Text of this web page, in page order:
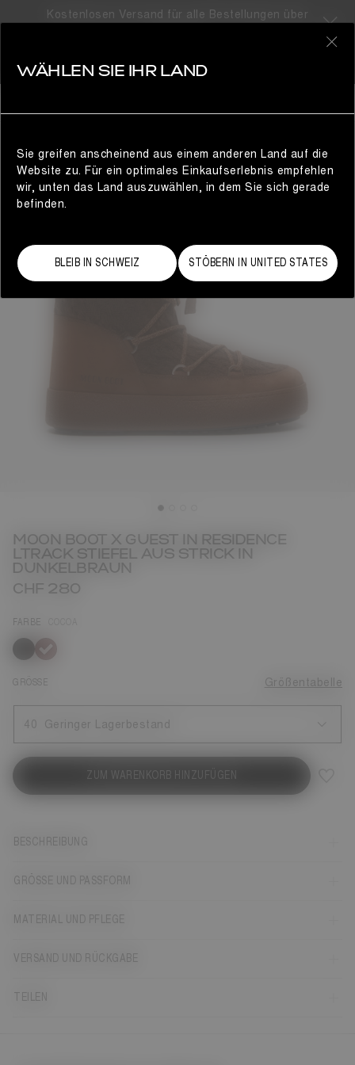
Kostenlosen Versand für alle Bestellungen über
MOON BOOT X GUEST IN RESIDENCE
LTRACK STIEFEL AUS STRICK IN
DUNKELBRAUN
CHF 280
FARBE
ausgewählt
GRÖSSE Größentabelle
40 Geringer Lagerbestand
ZUM WARENKORB HINZUFÜGEN
BESCHREIBUNG
GRÖSSE UND PASSFORM
MATERIAL UND PFLEGE
VERSAND UND RÜCKGABE
TEILEN
WÄHLEN SIE IHR LAND
Sie greifen anscheinend aus einem anderen Land auf die
Website zu. Für ein optimales Einkaufserlebnis empfehlen
wir, unten das Land auszuwählen, in dem Sie sich gerade
befinden.
BLEIB IN SCHWEIZ STÖBERN IN UNITED STATES